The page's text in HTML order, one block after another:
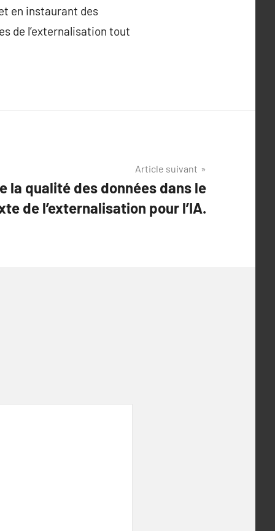
en instaurant des
de l’externalisation tout
Article suivant
la qualité des données dans le
de l’externalisation pour l’IA.